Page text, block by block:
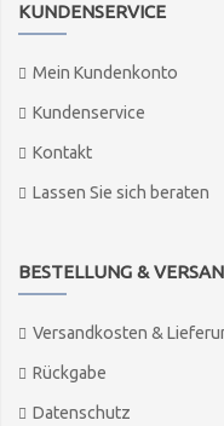
KUNDENSERVICE
Mein Kundenkonto
Kundenservice
Kontakt
Lassen Sie sich beraten
BESTELLUNG &
Versandkosten &
Rückgabe
Datenschutz